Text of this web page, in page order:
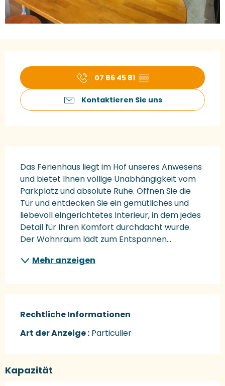
07 86 45 81 ▒▒
Kontaktieren Sie uns
Das Ferienhaus liegt im Hof unseres Anwesens
und bietet Ihnen völlige Unabhängigkeit vom
Parkplatz und absolute Ruhe. Öffnen Sie die
Tür und entdecken Sie ein gemütliches und
liebevoll eingerichtetes Interieur, in dem jedes
Detail für Ihren Komfort durchdacht wurde.
Der Wohnraum lädt zum Entspannen...
Mehr anzeigen
Rechtliche Informationen
Rechtliche Informationen
Art der Anzeige : Particulier
Kapazität